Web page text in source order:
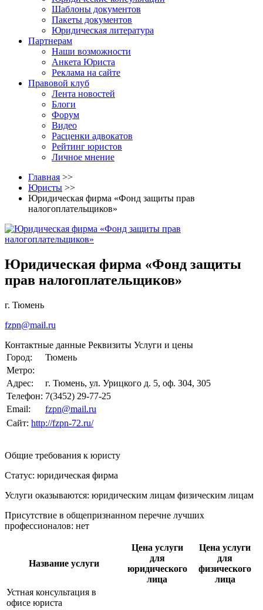
Шаблоны документов
Пакеты документов
Юридическая литература
Партнерам
Наши возможности
Анкета Юриста
Реклама на сайте
Правовой клуб
Лента новостей
Блоги
Форум
Видео
Расценки адвокатов
Рейтинг юристов
Личное мнение
Главная >>
Юристы >>
Юридическая фирма «Фонд защиты прав
налогоплательщиков»
Юридическая фирма «Фонд защиты
прав налогоплательщиков»
г. Тюмень
fzpn@mail.ru
Контактные данные Реквизиты Услуги и цены
Город:
Тюмень
Метро:
Адрес:
г. Тюмень, ул. Урицкого д. 5, оф. 304, 305
Телефон: 7(3452) 29-77-25
Email:
fzpn@mail.ru
Сайт: http://fzpn-72.ru/
Общие требования к юристу
Статус: юридическая фирма
Услуги оказываются: юридическим лицам физическим лицам
Присутствие в общепризнанном перечне лучших
профессионалов: нет
Название услуги
Цена услуги
для
юридического
лица
Цена услуги
для
физического
лица
Устная консультация в
офисе юриста